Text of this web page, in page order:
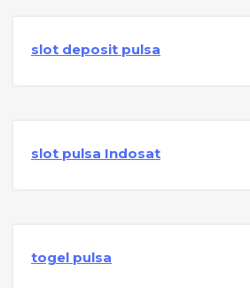
slot deposit pulsa
slot pulsa Indosat
togel pulsa